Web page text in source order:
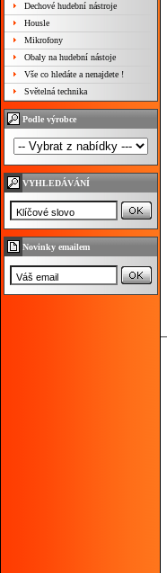
Dechové hudební nástroje
Housle
Mikrofony
Obaly na hudební nástoje
Vše co hledáte a nenajdete !
Světelná technika
Podle výrobce
VYHLEDÁVÁNÍ
Novinky emailem